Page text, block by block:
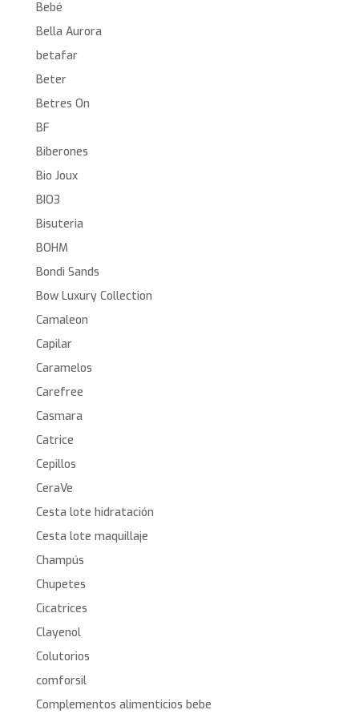
Bebé
Bella Aurora
betafar
Beter
Betres On
BF
Biberones
Bio Joux
BIO3
Bisuteria
BOHM
Bondi Sands
Bow Luxury Collection
Camaleon
Capilar
Caramelos
Carefree
Casmara
Catrice
Cepillos
CeraVe
Cesta lote hidratación
Cesta lote maquillaje
Champús
Chupetes
Cicatrices
Clayenol
Colutorios
comforsil
Complementos alimenticios bebe